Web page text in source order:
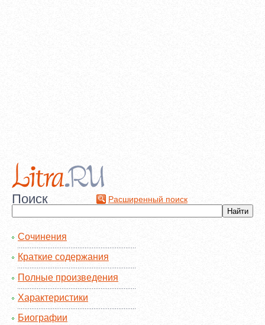
Поиск Расширенный поиск
Сочинения
Краткие содержания
Полные произведения
Характеристики
Биографии